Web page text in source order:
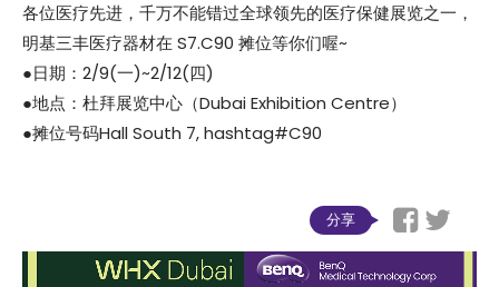
各位医疗先进，千万不能错过全球领先的医疗保健展览之一，
明基三丰医疗器材在 S7.C90 摊位等你们喔~
●日期：2/9(一)~2/12(四)
●地点：杜拜展览中心（Dubai Exhibition Centre）
●摊位号码Hall South 7, hashtag#C90
分享